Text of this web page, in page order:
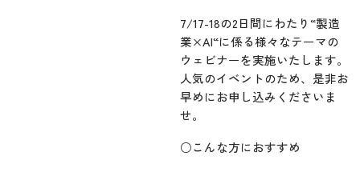
7/17-18の2日間にわたり“製造
業×AI“に係る様々なテーマの
ウェビナーを実施いたします。
人気のイベントのため、是非お
早めにお申し込みくださいま
せ。
○こんな方におすすめ